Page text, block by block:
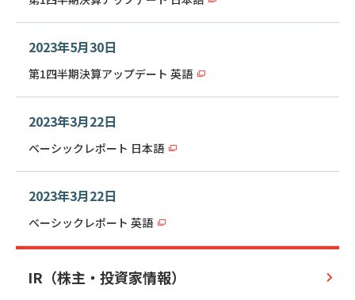
2023年5月30日
第1四半期決算アップデート 英語
2023年3月22日
ベーシックレポート 日本語
2023年3月22日
ベーシックレポート 英語
IR（株主・投資家情報）